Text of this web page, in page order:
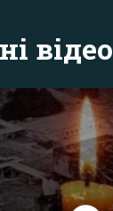
відео